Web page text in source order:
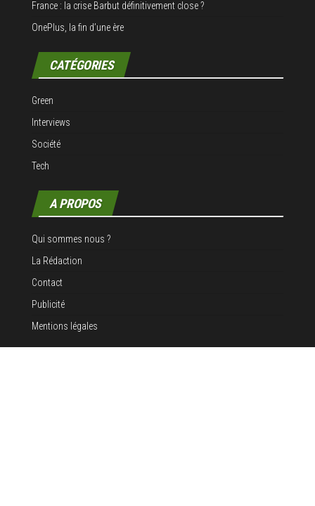
France : la crise Barbut définitivement close ?
OnePlus, la fin d’une ère
CATÉGORIES
Green
Interviews
Société
Tech
A PROPOS
Qui sommes nous ?
La Rédaction
Contact
Publicité
Mentions légales